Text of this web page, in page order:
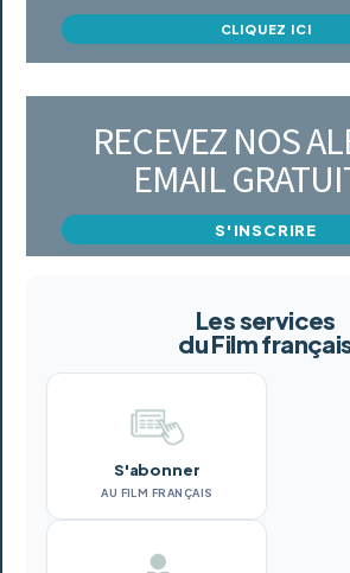
CLIQUEZ ICI
RECEVEZ NOS
EMAIL
S'INSCRIRE
Les services
du Film
S'abonner
AU FILM FRANÇAIS